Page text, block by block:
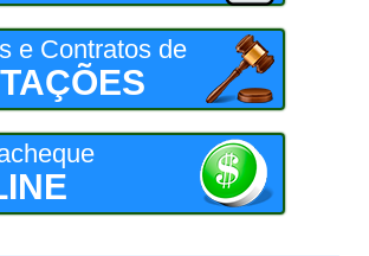
e Contratos de